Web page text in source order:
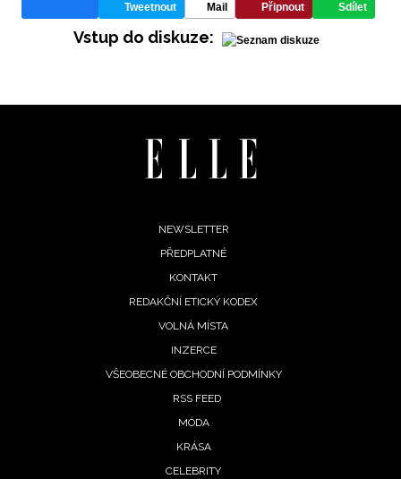
Tweetnout Mail Připnout Sdílet
Vstup do diskuze:
NEWSLETTER
PŘEDPLATNÉ
KONTAKT
REDAKČNÍ ETICKÝ KODEX
VOLNÁ MÍSTA
INZERCE
VŠEOBECNÉ OBCHODNÍ PODMÍNKY
RSS FEED
MÓDA
KRÁSA
CELEBRITY